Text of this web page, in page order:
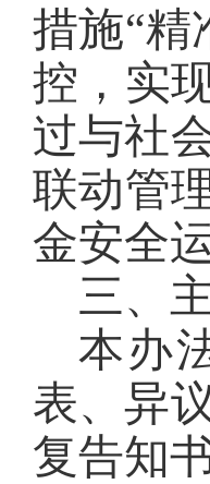
措施“精
控，实
过与社
联动管
金安全
三、
本办
表、异
复告知